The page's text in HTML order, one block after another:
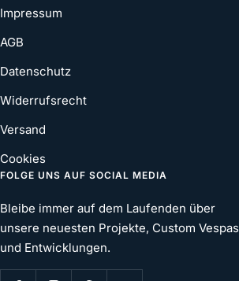
Impressum
AGB
Datenschutz
Widerrufsrecht
Versand
Cookies
FOLGE UNS AUF SOCIAL MEDIA
Bleibe immer auf dem Laufenden über
unsere neuesten Projekte, Custom Vespas
und Entwicklungen.